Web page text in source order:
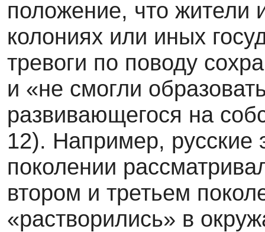
положение, что жители
колониях или иных
тревоги по поводу
и «не смогли
развивающегося на
12). Например,
поколении
втором и третьем
«растворились» в